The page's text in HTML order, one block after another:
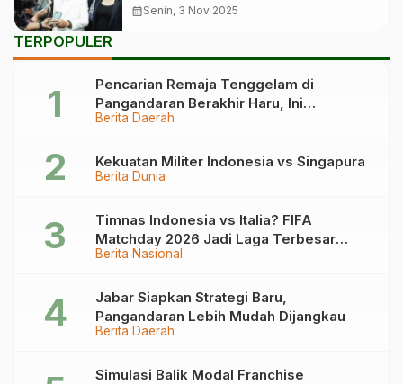
Rp9 Juta dari Pemprov Jabar
calendar_monthSenin, 3 Nov 2025
TERPOPULER
Berita Daerah
Pencarian Remaja Tenggelam di
Pangandaran Berakhir Haru, Ini
Kronologinya
Berita Dunia
Kekuatan Militer Indonesia vs Singapura
Berita Nasional
Timnas Indonesia vs Italia? FIFA
Matchday 2026 Jadi Laga Terbesar
Garuda!
Berita Daerah
Jabar Siapkan Strategi Baru,
Pangandaran Lebih Mudah Dijangkau
Simulasi Balik Modal Franchise